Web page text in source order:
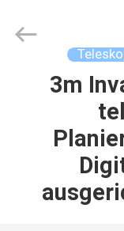
HAUS
PRODUKTE
ÜBER
Co.,Ltd.
3m